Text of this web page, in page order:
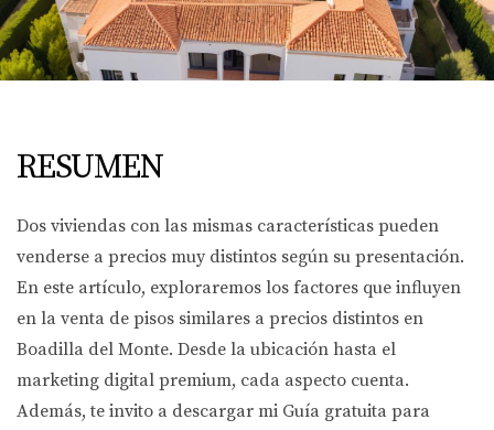
RESUMEN
Dos viviendas con las mismas características pueden
venderse a precios muy distintos según su presentación.
En este artículo, exploraremos los factores que influyen
en la venta de pisos similares a precios distintos en
Boadilla del Monte. Desde la ubicación hasta el
marketing digital premium, cada aspecto cuenta.
Además, te invito a descargar mi Guía gratuita para